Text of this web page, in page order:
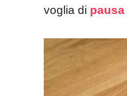
voglia di pausa